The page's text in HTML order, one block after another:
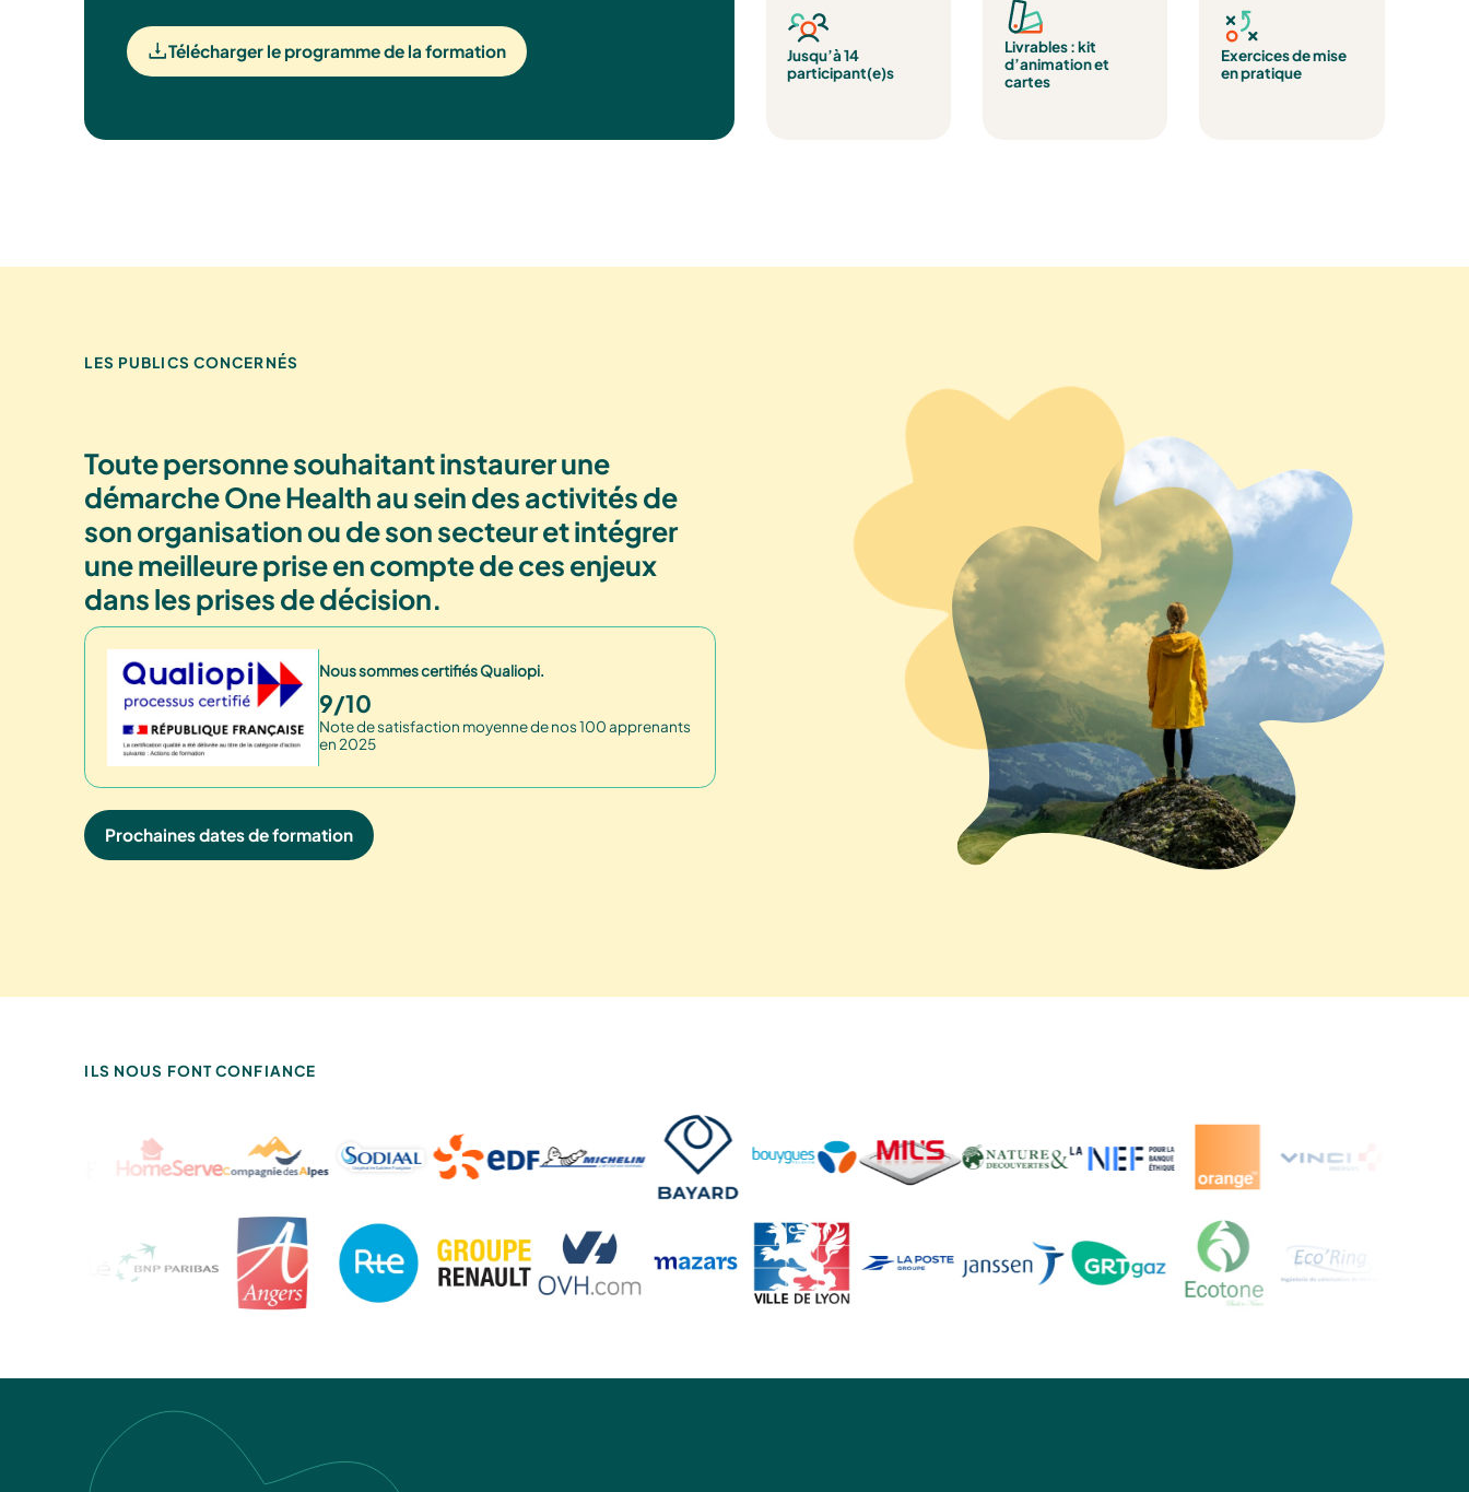
Télécharger le programme de la formation
Jusqu’à 14
participant(e)s
Livrables : kit
d’animation et
cartes
Exercices de mise
en pratique
LES PUBLICS CONCERNÉS
Toute personne souhaitant instaurer une
démarche One Health au sein des activités de
son organisation ou de son secteur et intégrer
une meilleure prise en compte de ces enjeux
dans les prises de décision.
Nous sommes certifiés Qualiopi.
9/10
Note de satisfaction moyenne de nos 100 apprenants
en 2025
Prochaines dates de formation
ILS NOUS FONT CONFIANCE